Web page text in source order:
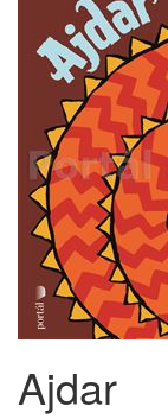
Ajdar